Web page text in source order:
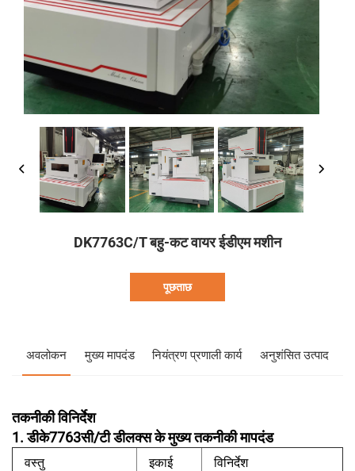
DK7763C/T बहु-कट वायर ईडीएम मशीन
पूछताछ
अवलोकन मुख्य मापदंड नियंत्रण प्रणाली कार्य अनुशंसित उत्पाद
तकनीकी विनिर्देश
1. डीके7763सी/टी डीलक्स के मुख्य तकनीकी मापदंड
वस्तु इकाई विनिर्देश